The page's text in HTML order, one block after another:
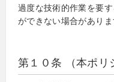
過度な技術的作業を要
ができない場合がありま
第１０条 （本ポリ